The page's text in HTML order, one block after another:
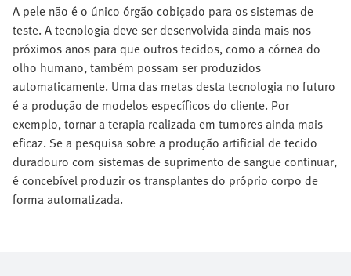
A pele não é o único órgão cobiçado para os sistemas de
teste. A tecnologia deve ser desenvolvida ainda mais nos
próximos anos para que outros tecidos, como a córnea do
olho humano, também possam ser produzidos
automaticamente. Uma das metas desta tecnologia no futuro
é a produção de modelos específicos do cliente. Por
exemplo, tornar a terapia realizada em tumores ainda mais
eficaz. Se a pesquisa sobre a produção artificial de tecido
duradouro com sistemas de suprimento de sangue continuar,
é concebível produzir os transplantes do próprio corpo de
forma automatizada.